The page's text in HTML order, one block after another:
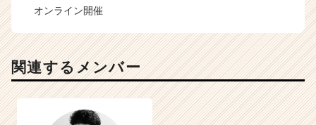
オンライン開催
関連するメンバー